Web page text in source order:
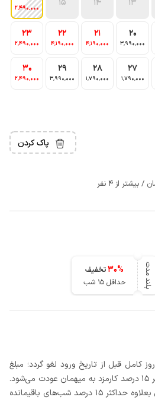
2٬490٬000
20
3٬990٬000
21
4٬190٬000
22
4٬190٬000
23
2٬490٬000
27
1٬790٬000
28
1٬790٬000
29
3٬990٬000
30
2٬490٬000
پاک کردن
بلند مدت 30%
تخفیف
حداقل 15 شب
در صورتی که رزرو، حداقل 3 روز کامل قبل از تاریخ ورود لغو گردد؛ مبلغ
صورتحساب پس از کسر حداکثر 15 درصد کارمزد به میهمان عودت می‌شود.
در غیر اینصورت اجاره شب اول بعلاوه حداکثر 15 درصد شب‌های باقیمانده